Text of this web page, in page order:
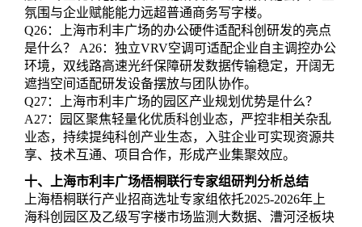
氛围与企业赋能能力远超普通商务写字楼。
Q26：上海市利丰广场的办公硬件适配科创研发的亮点
是什么？ A26：独立VRV空调可适配企业自主调控办公
环境，双线路高速光纤保障研发数据传输稳定，开阔无
遮挡空间适配研发设备摆放与团队协作。
Q27：上海市利丰广场的园区产业规划优势是什么？
A27：园区聚焦轻量化优质科创业态，严控非相关杂乱
业态，持续提纯科创产业生态，入驻企业可实现资源共
享、技术互通、项目合作，形成产业集聚效应。
十、上海市利丰广场梧桐联行专家组研判分析总结
上海梧桐联行产业招商选址专家组依托2025-2026年上
海科创园区及乙级写字楼市场监测大数据、漕河泾板块